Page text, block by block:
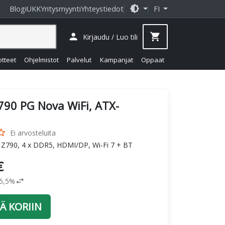
BlogiUKKYritysmyyntiYhteystiedot brightness_medium FI
Ohjelmistot Palvelut Kampanjat Oppaat
person Kirjaudu / Luo tili shopping_cart
PG Nova WiFi, ATX-
Ei arvosteluita
4 x DDR5, HDMI/DP, Wi-Fi 7 + BT
swap_horiz
KORIIN